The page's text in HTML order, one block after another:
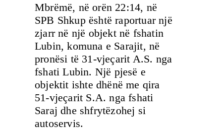
Mbrëmë, në orën 22:14, në
SPB Shkup është raportuar një
zjarr në një objekt në fshatin
Lubin, komuna e Sarajit, në
pronësi të 31-vjeçarit A.S. nga
fshati Lubin. Një pjesë e
objektit ishte dhënë me qira
51-vjeçarit S.A. nga fshati
Saraj dhe shfrytëzohej si
autoservis.